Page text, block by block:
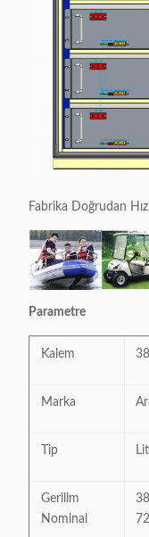
Fabrika Doğrudan
Parametre
Kalem
Marka
Tip
Gerilim
Nominal